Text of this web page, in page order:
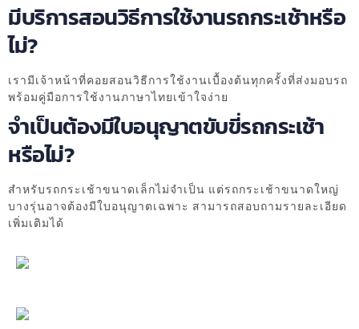
มีบริการสอนวิธีการใช้งานรถกระเช้าหรือ
ไม่?
เรามีเจ้าหน้าที่คอยสอนวิธีการใช้งานเบื้องต้นทุกครั้งที่ส่งมอบรถ
พร้อมคู่มือการใช้งานภาษาไทยเข้าใจง่าย
จำเป็นต้องมีใบอนุญาตขับขี่รถกระเช้า
หรือไม่?
สำหรับรถกระเช้าขนาดเล็กไม่จำเป็น แต่รถกระเช้าขนาดใหญ่
บางรุ่นอาจต้องมีใบอนุญาตเฉพาะ สามารถสอบถามรายละเอียด
เพิ่มเติมได้